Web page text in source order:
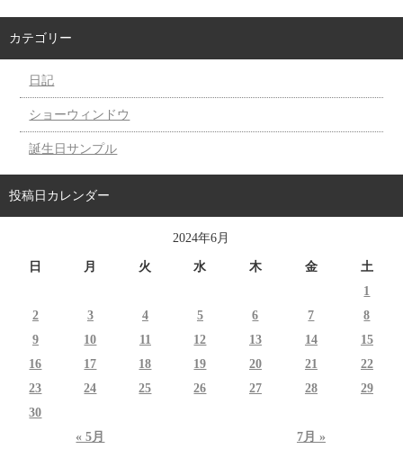
カテゴリー
日記
ショーウィンドウ
誕生日サンプル
投稿日カレンダー
2024年6月
日 月 火 水 木 金 土
« 5月 7月 »
1
2
3 4 5 6 7
8
9
10 11 12 13 14
15
16
17 18 19 20 21
22
23
24 25 26 27 28
29
30